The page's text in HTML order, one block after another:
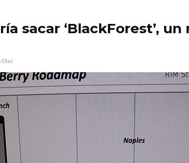
sacar ‘BlackForest’,
Díaz